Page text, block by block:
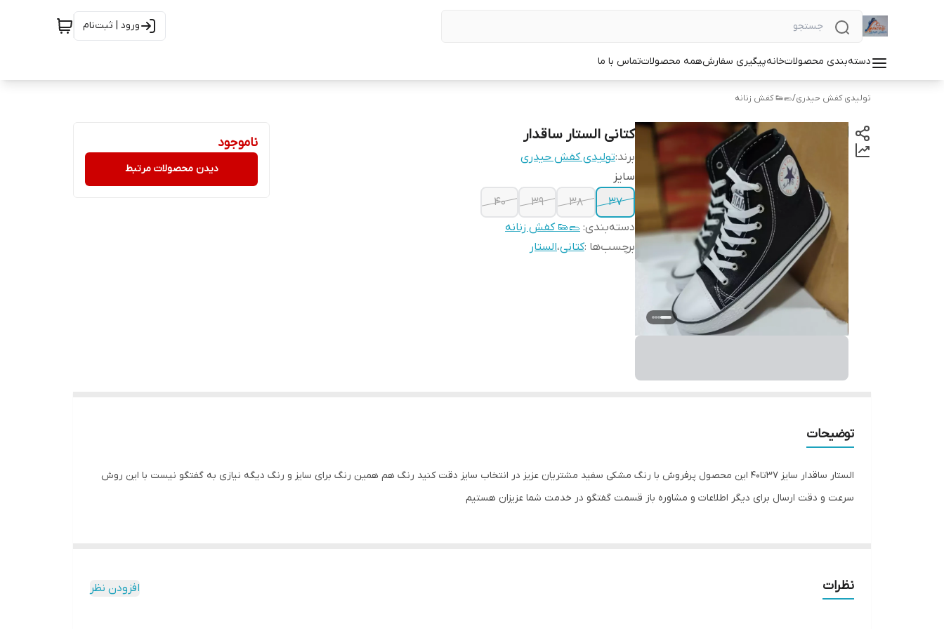
ورود | ثبت‌نام
دسته‌بندی محصولاتخانهپیگیری سفارشهمه محصولاتتماس با ما
تولیدی کفش حیدری/🥿👟 کفش زنانه
کتانی الستار ساقدار
برند:تولیدی کفش حیدری
سایز
37
38
39
40
دسته‌بندی: 🥿👟 کفش زنانه
برچسب‌ها :کتانی،الستار
ناموجود
دیدن محصولات مرتبط
توضیحات
الستار ساقدار سایز ۳۷تا۴۰ این محصول پرفروش با رنگ مشکی سفید مشتریان عزیز در انتخاب سایز دقت کنید رنگ هم همین رنگ برای سایز و رنگ دیگه نیازی به گفتگو نیست با این روش
سرعت و دقت ارسال برای دیگر اطلاعات و مشاوره باز قسمت گفتگو در خدمت شما عزیزان هستیم
نظرات افزودن نظر